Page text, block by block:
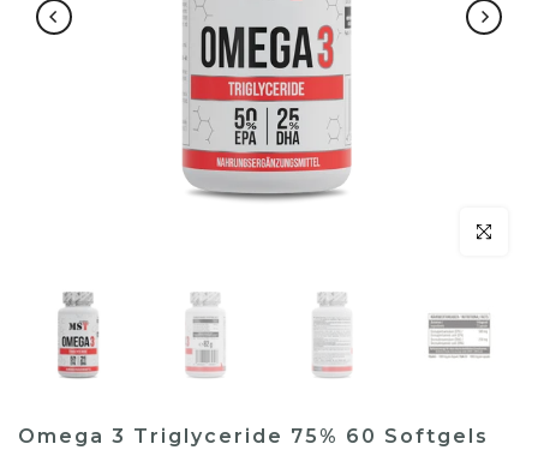
klicken
Omega 3 Triglyceride 75% 60 Softgels